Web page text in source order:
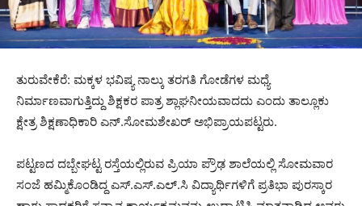
ತುರುವೇಕೆರೆ: ಮಕ್ಕಳ ಭವಿಷ್ಯ ನಾಲ್ಕು ತರಗತಿ ಗೋಡೆಗಳ ಮಧ್ಯೆ
ನಿರ್ಮಾಣವಾಗುತ್ತಿದ್ದು ಶಿಕ್ಷಕರ ಪಾತ್ರ ಶ್ಲಾಘನೀಯವಾದದು ಎಂದು ತಾಲ್ಲೂಕು
ಕ್ಷೇತ್ರ ಶಿಕ್ಷಣಾಧಿಕಾರಿ ಎನ್.ಸೋಮಶೇಖರ್ ಅಭಿಪ್ರಾಯಪಟ್ಟರು.
ಪಟ್ಟಣದ ದಬ್ಬೇಘಟ್ಟ ರಸ್ತೆಯಲ್ಲಿರುವ ಪ್ರಿಯಾ ಪ್ರೌಢ ಶಾಲೆಯಲ್ಲಿ ಸೋಮವಾರ
ಸಂಜೆ ಹಮ್ಮಿಕೊಂಡಿದ್ದ ಎಸ್.ಎಸ್.ಎಲ್.ಸಿ ವಿದ್ಯಾರ್ಥಿಗಳಿಗೆ ಪ್ರತಿಭಾ ಪುರಸ್ಕಾರ